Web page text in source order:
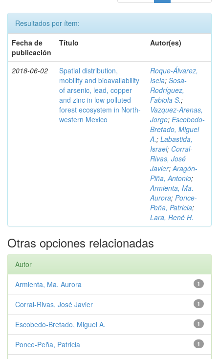
Resultados por ítem:
Fecha de
publicación
Título Autor(es)
2018-06-02
Spatial distribution,
mobility and bioavailability
of arsenic, lead, copper
and zinc in low polluted
forest ecosystem in North-
western Mexico
Roque-Álvarez,
Isela; Sosa-
Rodríguez,
Fabiola S.;
Vazquez-Arenas,
Jorge; Escobedo-
Bretado, Miguel
A.; Labastida,
Israel; Corral-
Rivas, José
Javier;Aragón-
Piña, Antonio;
Armienta, Ma.
Aurora; Ponce-
Peña, Patricia;
Lara, René H.
Otras opciones relacionadas
Autor
1
Armienta, Ma. Aurora
1
Corral-Rivas, José Javier
1
Escobedo-Bretado, Miguel A.
1
Ponce-Peña, Patricia